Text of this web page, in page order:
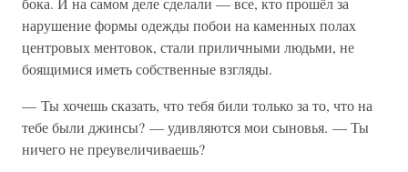
нарушение формы одежды побои на каменных полах
центровых ментовок, стали приличными людьми, не
боящимися иметь собственные взгляды.
— Ты хочешь сказать, что тебя били только за то, что на
тебе были джинсы? — удивляются мои сыновья. — Ты
ничего не преувеличиваешь?